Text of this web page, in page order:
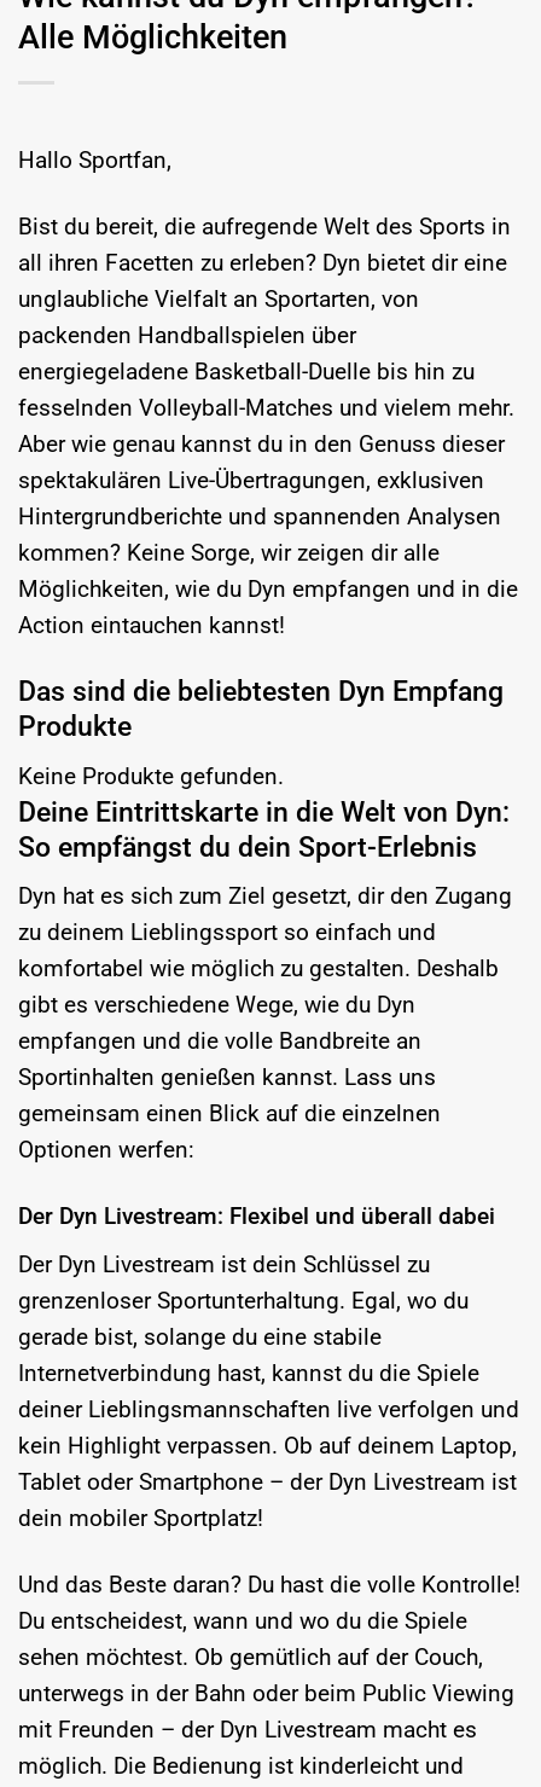
Alle Möglichkeiten
Hallo Sportfan,
Bist du bereit, die aufregende Welt des Sports in
all ihren Facetten zu erleben? Dyn bietet dir eine
unglaubliche Vielfalt an Sportarten, von
packenden Handballspielen über
energiegeladene Basketball-Duelle bis hin zu
fesselnden Volleyball-Matches und vielem mehr.
Aber wie genau kannst du in den Genuss dieser
spektakulären Live-Übertragungen, exklusiven
Hintergrundberichte und spannenden Analysen
kommen? Keine Sorge, wir zeigen dir alle
Möglichkeiten, wie du Dyn empfangen und in die
Action eintauchen kannst!
Das sind die beliebtesten Dyn Empfang
Produkte
Keine Produkte gefunden.
Deine Eintrittskarte in die Welt von Dyn:
So empfängst du dein Sport-Erlebnis
Dyn hat es sich zum Ziel gesetzt, dir den Zugang
zu deinem Lieblingssport so einfach und
komfortabel wie möglich zu gestalten. Deshalb
gibt es verschiedene Wege, wie du Dyn
empfangen und die volle Bandbreite an
Sportinhalten genießen kannst. Lass uns
gemeinsam einen Blick auf die einzelnen
Optionen werfen:
Der Dyn Livestream: Flexibel und überall dabei
Der Dyn Livestream ist dein Schlüssel zu
grenzenloser Sportunterhaltung. Egal, wo du
gerade bist, solange du eine stabile
Internetverbindung hast, kannst du die Spiele
deiner Lieblingsmannschaften live verfolgen und
kein Highlight verpassen. Ob auf deinem Laptop,
Tablet oder Smartphone – der Dyn Livestream ist
dein mobiler Sportplatz!
Und das Beste daran? Du hast die volle Kontrolle!
Du entscheidest, wann und wo du die Spiele
sehen möchtest. Ob gemütlich auf der Couch,
unterwegs in der Bahn oder beim Public Viewing
mit Freunden – der Dyn Livestream macht es
möglich. Die Bedienung ist kinderleicht und